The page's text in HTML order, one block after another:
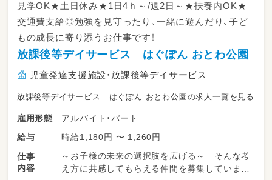
・送迎業務（送迎車はノアです）
【1日の流れ（一例）】
13:00～ スタッフミーティング・おやつ作り
など
14:30～ 各学校へお迎え
16:00～ 各種レッスン・アクティビティ
17:30～ 各家庭へお送り・片付け
※学校休業日は午前からの預かりがあります
※複数の事業所で運営しているため、近隣の事
業所への配置となる可能性もございます
見学OK★土日休み★1日4ｈ～/週2日～★扶養内OK★
交通費支給◎勉強を見守ったり、一緒に遊んだり、子ど
もの成長に寄り添うお仕事です！
放課後等デイサービス はぐぽん おとわ公園
児童発達支援施設・放課後等デイサービス
放課後等デイサービス はぐぽん おとわ公園の求人一覧を見る
雇用形態
アルバイト・パート
給与
時給1,180円 〜 1,260円
仕事
内容
～お子様の未来の選択肢を広げる～ そんな考
え方に共感してもらえる仲間を募集しています